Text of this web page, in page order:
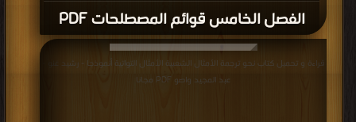
الفصل الخامس قوائم المصطلحات PDF
قراءة و تحميل كتاب نحو ترجمة الأمثال الشعبية الأمثال التواتية أنموذجا - رشيد غنو -
عبد المجيد واصو PDF مجانا